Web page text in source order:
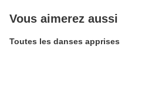
Vous aimerez aussi
Toutes les danses apprises